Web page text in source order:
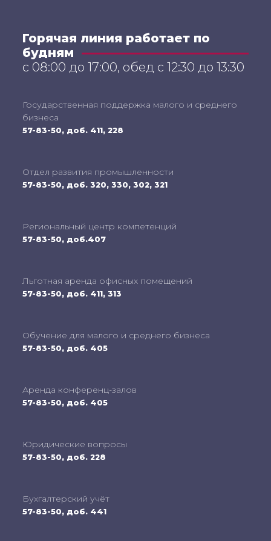
Горячая линия работает по
будням
с 08:00 до 17:00, обед с 12:30 до 13:30
Государственная поддержка малого и среднего
бизнеса
57-83-50, доб. 411, 228
Отдел развития промышленности
57-83-50, доб. 320, 330, 302, 321
Региональный центр компетенций
57-83-50, доб.407
Льготная аренда офисных помещений
57-83-50, доб. 411, 313
Обучение для малого и среднего бизнеса
57-83-50, доб. 405
Аренда конференц-залов
57-83-50, доб. 405
Юридические вопросы
57-83-50, доб. 228
Бухгалтерский учёт
57-83-50, доб. 441